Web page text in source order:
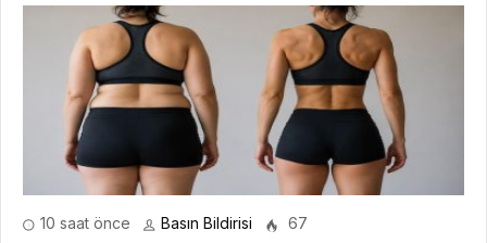
10 saat önce Basın Bildirisi 67